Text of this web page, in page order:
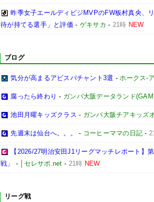
昨季女子エールディビジMVPのFW板村真央、
待が持てる選手」と評価 - ゲキサカ - 21時 NEW
ブログ
気分が高まるアビスパチャント3選 -ホークス-
腐ったら終わり - ガンバ大阪データランド
池田月曜キッズクラス - ガンバ大阪チアキッズ
先週末は仙台へ。。。 - コーヒーママの日記 -
【2026/27明治安田J1リーグマッチレポート】
戦」
- │セレサポ.net - 21時 NEW
リーグ戦